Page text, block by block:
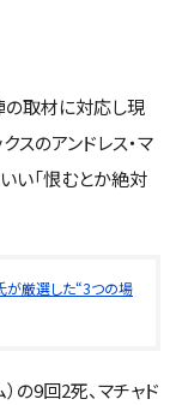
の取材に対応し現
スのアンドレス・マ
い「恨むとか絶対
が厳選した“3つの場
の9回2死、マチャド